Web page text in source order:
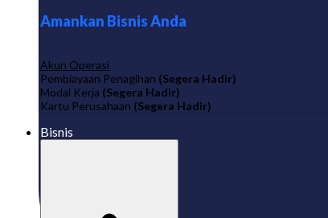
Amankan Bisnis Anda
Akun Operasi
Pembiayaan Penagihan (Segera Hadir)
Modal Kerja (Segera Hadir)
Kartu Perusahaan (Segera Hadir)
Bisnis